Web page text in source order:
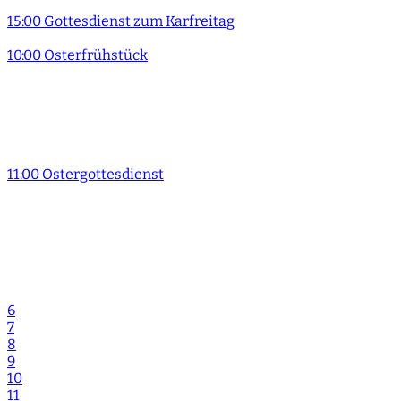
15:00 Gottesdienst zum Karfreitag
10:00 Osterfrühstück
11:00 Ostergottesdienst
6
7
8
9
10
11